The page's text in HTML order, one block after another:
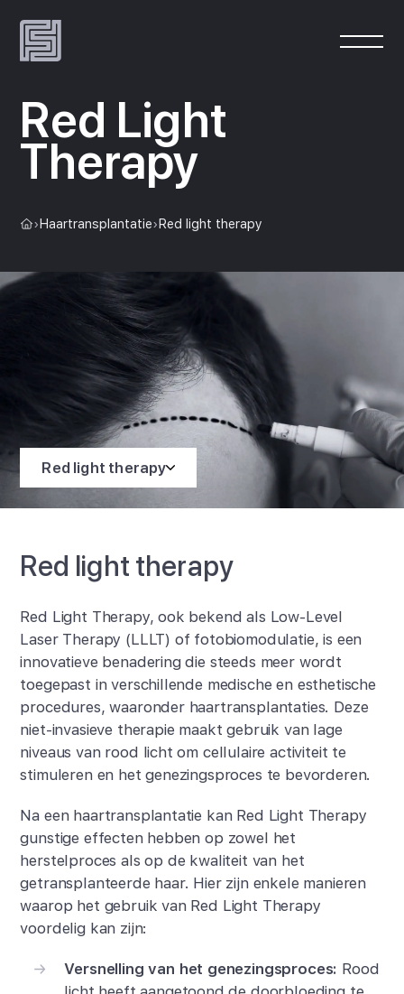
Red Light
Therapy
›Haartransplantatie›Red light therapy
Red light therapy
Red light therapy
Red Light Therapy, ook bekend als Low-Level
Laser Therapy (LLLT) of fotobiomodulatie, is een
innovatieve benadering die steeds meer wordt
toegepast in verschillende medische en esthetische
procedures, waaronder haartransplantaties. Deze
niet-invasieve therapie maakt gebruik van lage
niveaus van rood licht om cellulaire activiteit te
stimuleren en het genezingsproces te bevorderen.
Na een haartransplantatie kan Red Light Therapy
gunstige effecten hebben op zowel het
herstelproces als op de kwaliteit van het
getransplanteerde haar. Hier zijn enkele manieren
waarop het gebruik van Red Light Therapy
voordelig kan zijn:
Versnelling van het genezingsproces: Rood